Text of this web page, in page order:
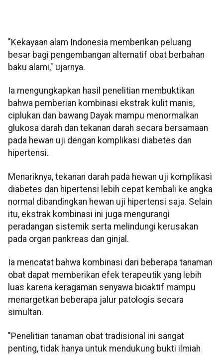
"Kekayaan alam Indonesia memberikan peluang
besar bagi pengembangan alternatif obat berbahan
baku alami," ujarnya.
Ia mengungkapkan hasil penelitian membuktikan
bahwa pemberian kombinasi ekstrak kulit manis,
ciplukan dan bawang Dayak mampu menormalkan
glukosa darah dan tekanan darah secara bersamaan
pada hewan uji dengan komplikasi diabetes dan
hipertensi.
Menariknya, tekanan darah pada hewan uji komplikasi
diabetes dan hipertensi lebih cepat kembali ke angka
normal dibandingkan hewan uji hipertensi saja. Selain
itu, ekstrak kombinasi ini juga mengurangi
peradangan sistemik serta melindungi kerusakan
pada organ pankreas dan ginjal.
Ia mencatat bahwa kombinasi dari beberapa tanaman
obat dapat memberikan efek terapeutik yang lebih
luas karena keragaman senyawa bioaktif mampu
menargetkan beberapa jalur patologis secara
simultan.
"Penelitian tanaman obat tradisional ini sangat
penting, tidak hanya untuk mendukung bukti ilmiah